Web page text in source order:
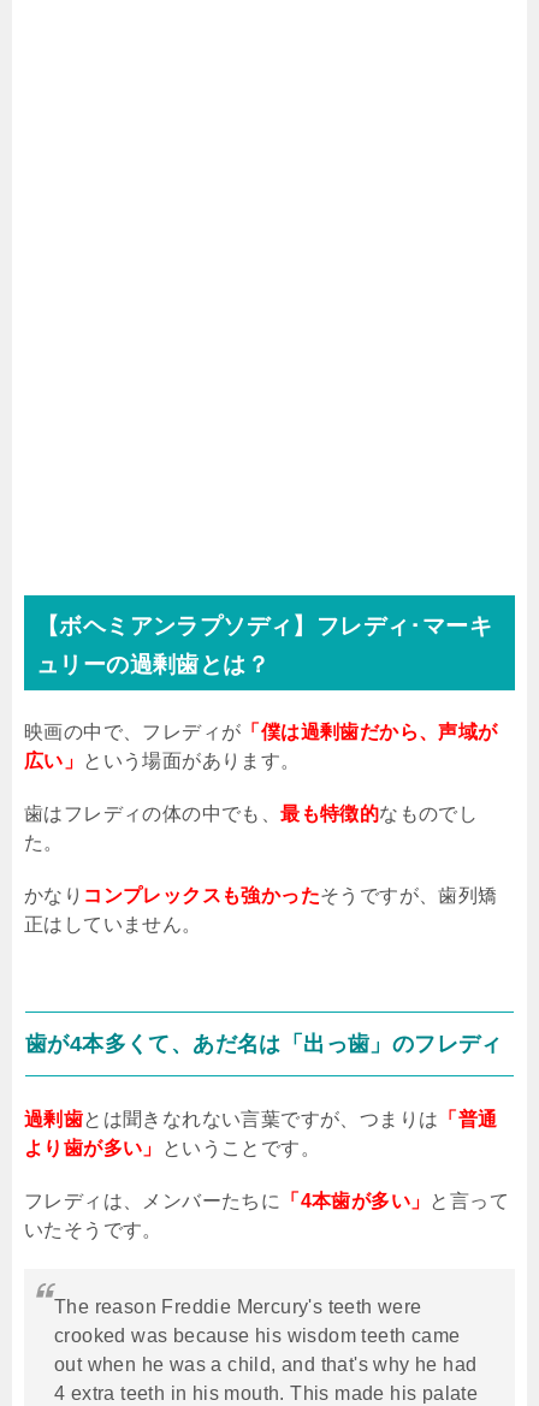
【ボヘミアンラプソディ】フレディ･マーキ
ュリーの過剰歯とは？
映画の中で、フレディが 「僕は過剰歯だから、声域が
広い」 という場面があります。
歯はフレディの体の中でも、最も特徴的なものでし
た。
かなり コンプレックスも強かったそうですが、歯列矯
正はしていません。
歯が4本多くて、あだ名は「出っ歯」のフレディ
過剰歯とは聞きなれない言葉ですが、つまりは 「普通
より歯が多い」
ということです。
フレディは、メンバーたちに 「4本歯が多い」 と言って
いたそうです。
The reason Freddie Mercury's teeth were
crooked was because his wisdom teeth came
out when he was a child, and that's why he had
4 extra teeth in his mouth. This made his palate